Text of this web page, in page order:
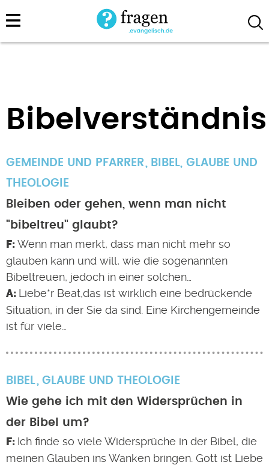
Direkt
zum
Bibelverständnis
GEMEINDE UND PFARRER BIBEL, GLAUBE UND
THEOLOGIE
Bleiben oder gehen, wenn man nicht
"bibeltreu" glaubt?
Wenn man merkt, dass man nicht mehr so
glauben kann und will, wie die sogenannten
Bibeltreuen, jedoch in einer solchen…
Liebe*r Beat,das ist wirklich eine bedrückende
Situation, in der Sie da sind. Eine Kirchengemeinde
ist für viele…
BIBEL GLAUBE UND THEOLOGIE
Wie gehe ich mit den Widersprüchen in
der Bibel um?
Ich finde so viele Widersprüche in der Bibel, die
meinen Glauben ins Wanken bringen. Gott ist Liebe